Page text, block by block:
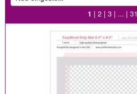
1 | 2 | 3 | ... | 31